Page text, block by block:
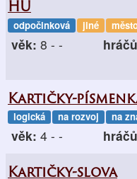
HU
odpočinková jiné
věk: 8 - -
Kartičky-
logická na rozvoj na
věk: 4 - -
Kartičky-slova